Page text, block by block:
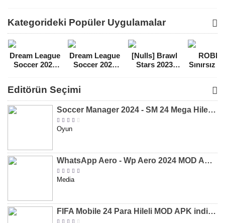
APK [v2.6.19]
Kategorideki Popüler Uygulamalar
Dream League
Soccer 2021
[v8.31]
Dream League
Soccer 2022
[Nulls] Brawl
Stars 2023
Sınırsız
Editörün Seçimi
Soccer Manager 2024 - SM 24 Mega Hileli MOD APK indir [v3.0.0]
Oyun
WhatsApp Aero - Wp Aero 2024 MOD APK indir [v10.0.2]
Media
FIFA Mobile 24 Para Hileli MOD APK indir [v20.1.02]